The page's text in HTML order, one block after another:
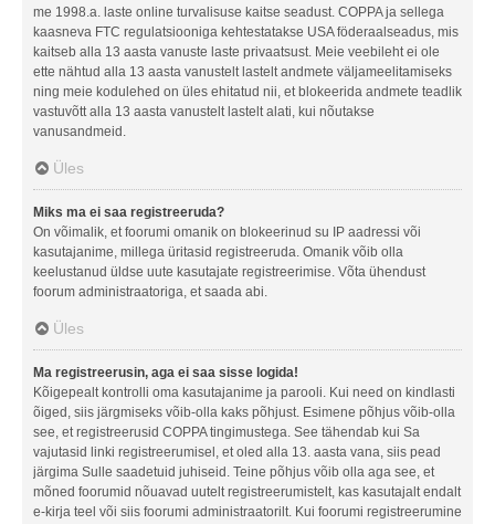
me 1998.a. laste online turvalisuse kaitse seadust. COPPA ja sellega
kaasneva FTC regulatsiooniga kehtestatakse USA föderaalseadus, mis
kaitseb alla 13 aasta vanuste laste privaatsust. Meie veebileht ei ole
ette nähtud alla 13 aasta vanustelt lastelt andmete väljameelitamiseks
ning meie kodulehed on üles ehitatud nii, et blokeerida andmete teadlik
vastuvõtt alla 13 aasta vanustelt lastelt alati, kui nõutakse
vanusandmeid.
Üles
Miks ma ei saa registreeruda?
On võimalik, et foorumi omanik on blokeerinud su IP aadressi või
kasutajanime, millega üritasid registreeruda. Omanik võib olla
keelustanud üldse uute kasutajate registreerimise. Võta ühendust
foorum administraatoriga, et saada abi.
Üles
Ma registreerusin, aga ei saa sisse logida!
Kõigepealt kontrolli oma kasutajanime ja parooli. Kui need on kindlasti
õiged, siis järgmiseks võib-olla kaks põhjust. Esimene põhjus võib-olla
see, et registreerusid COPPA tingimustega. See tähendab kui Sa
vajutasid linki registreerumisel, et oled alla 13. aasta vana, siis pead
järgima Sulle saadetuid juhiseid. Teine põhjus võib olla aga see, et
mõned foorumid nõuavad uutelt registreerumistelt, kas kasutajalt endalt
e-kirja teel või siis foorumi administraatorilt. Kui foorumi registreerumine